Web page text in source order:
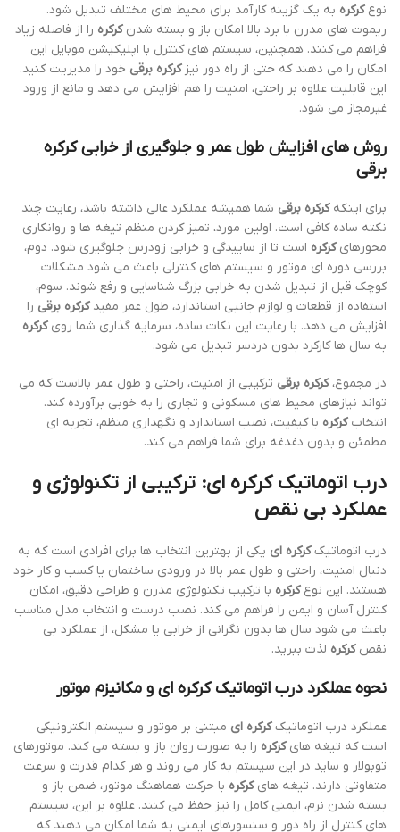
نوعکرکره به یک گزینه کارآمد برای محیط های مختلف تبدیل شود.
ریموت های مدرن با برد بالا امکان باز و بسته شدنکرکره را از فاصله زیاد
فراهم می کنند. همچنین، سیستم های کنترل با اپلیکیشن موبایل این
امکان را می دهند که حتی از راه دور نیزکرکره برقی خود را مدیریت کنید.
این قابلیت علاوه بر راحتی، امنیت را هم افزایش می دهد و مانع از ورود
غیرمجاز می شود.
روش های افزایش طول عمر و جلوگیری از خرابیکرکره
برقی
برای اینکهکرکره برقی شما همیشه عملکرد عالی داشته باشد، رعایت چند
نکته ساده کافی است. اولین مورد، تمیز کردن منظم تیغه ها و روانکاری
محورهایکرکره است تا از ساییدگی و خرابی زودرس جلوگیری شود. دوم،
بررسی دوره ای موتور و سیستم های کنترلی باعث می شود مشکلات
کوچک قبل از تبدیل شدن به خرابی بزرگ شناسایی و رفع شوند. سوم،
استفاده از قطعات و لوازم جانبی استاندارد، طول عمر مفیدکرکره برقی را
افزایش می دهد. با رعایت این نکات ساده، سرمایه گذاری شما رویکرکره
به سال ها کارکرد بدون دردسر تبدیل می شود.
در مجموع،کرکره برقی ترکیبی از امنیت، راحتی و طول عمر بالاست که می
تواند نیازهای محیط های مسکونی و تجاری را به خوبی برآورده کند.
انتخابکرکره با کیفیت، نصب استاندارد و نگهداری منظم، تجربه ای
مطمئن و بدون دغدغه برای شما فراهم می کند.
درب اتوماتیککرکره ای: ترکیبی از تکنولوژی و
عملکرد بی نقص
درب اتوماتیککرکره ای یکی از بهترین انتخاب ها برای افرادی است که به
دنبال امنیت، راحتی و طول عمر بالا در ورودی ساختمان یا کسب و کار خود
هستند. این نوعکرکره با ترکیب تکنولوژی مدرن و طراحی دقیق، امکان
کنترل آسان و ایمن را فراهم می کند. نصب درست و انتخاب مدل مناسب
باعث می شود سال ها بدون نگرانی از خرابی یا مشکل، از عملکرد بی
نقصکرکره لذت ببرید.
نحوه عملکرد درب اتوماتیککرکره ای و مکانیزم موتور
عملکرد درب اتوماتیککرکره ای مبتنی بر موتور و سیستم الکترونیکی
است که تیغه هایکرکره را به صورت روان باز و بسته می کند. موتورهای
توبولار و ساید در این سیستم به کار می روند و هر کدام قدرت و سرعت
متفاوتی دارند. تیغه هایکرکره با حرکت هماهنگ موتور، ضمن باز و
بسته شدن نرم، ایمنی کامل را نیز حفظ می کنند. علاوه بر این، سیستم
های کنترل از راه دور و سنسورهای ایمنی به شما امکان می دهند که